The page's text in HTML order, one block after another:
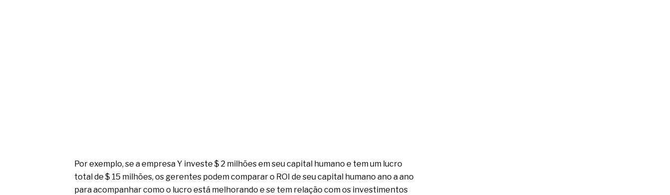
Por exemplo, se a empresa Y investe $ 2 milhões em seu capital humano e tem um lucro
total de $ 15 milhões, os gerentes podem comparar o ROI de seu capital humano ano a ano
para acompanhar como o lucro está melhorando e se tem relação com os investimentos